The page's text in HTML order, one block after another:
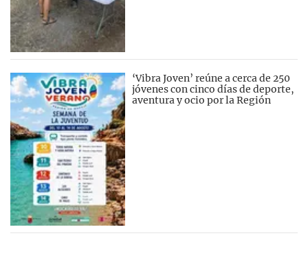
‘Vibra Joven’ reúne a cerca de 250
jóvenes con cinco días de deporte,
aventura y ocio por la Región